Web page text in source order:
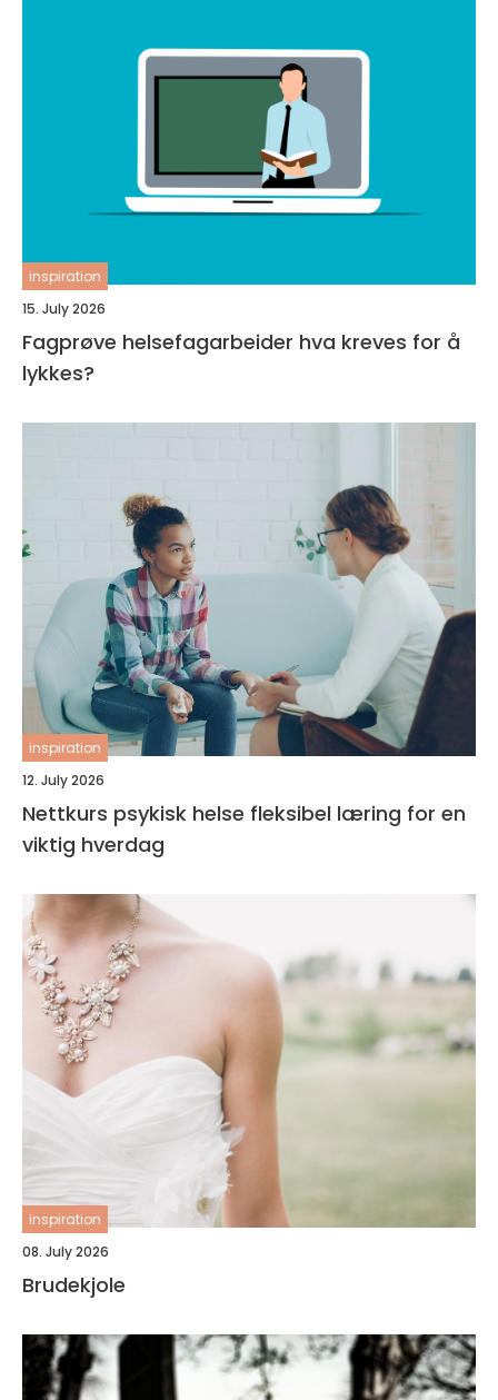
inspiration
15. July 2026
Fagprøve helsefagarbeider hva kreves for å
lykkes?
inspiration
12. July 2026
Nettkurs psykisk helse fleksibel læring for en
viktig hverdag
inspiration
08. July 2026
Brudekjole